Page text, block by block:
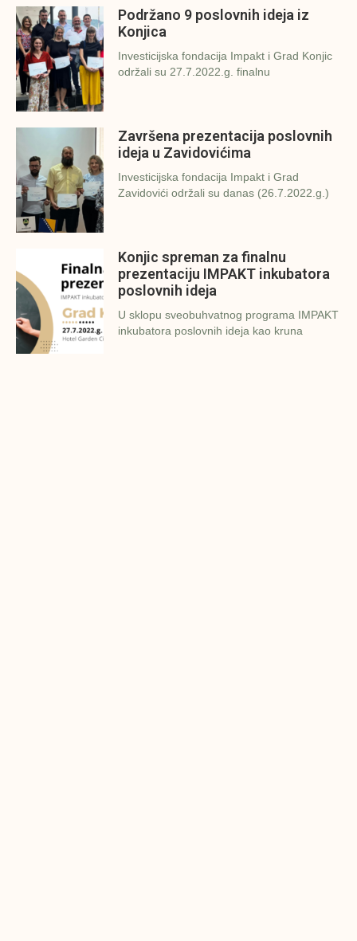
Podržano 9 poslovnih ideja iz
Konjica
Investicijska fondacija Impakt i Grad Konjic
održali su 27.7.2022.g. finalnu
Završena prezentacija poslovnih
ideja u Zavidovićima
Investicijska fondacija Impakt i Grad
Zavidovići održali su danas (26.7.2022.g.)
Konjic spreman za finalnu
prezentaciju IMPAKT inkubatora
poslovnih ideja
U sklopu sveobuhvatnog programa IMPAKT
inkubatora poslovnih ideja kao kruna